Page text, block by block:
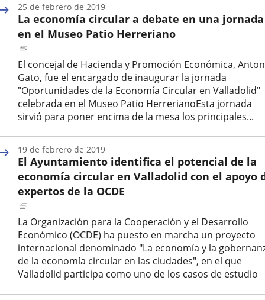
la
noticia
La economía circular a debate en una jornada
en el Museo Patio Herreriano
Enlace
a
una
aplicación
externa.
El concejal de Hacienda y Promoción Económica,
Gato, fue el encargado de inaugurar la jornada
"Oportunidades de la Economía Circular en Valladolid"
celebrada en el Museo Patio HerrerianoEsta jornada
sirvió para poner encima de la mesa los principales...
la
noticia
25 de febrero de 2019
El Ayuntamiento identifica el potencial de la
economía circular en Valladolid con el apoyo
expertos de la OCDE
Enlace
a
una
aplicación
externa.
La Organización para la Cooperación y el Desarrollo
Económico (OCDE) ha puesto en marcha un proyecto
internacional denominado "La economía y la
de la economía circular en las ciudades", en el que
Valladolid participa como uno de los casos de estudio
19 de febrero de 2019